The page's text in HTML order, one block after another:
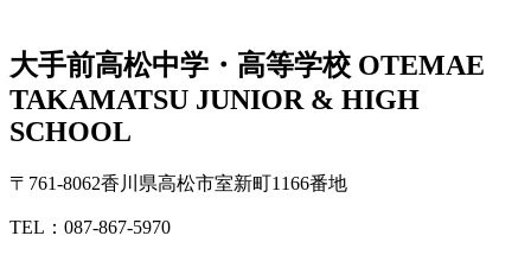
大手前高松中学・高等学校 OTEMAE
TAKAMATSU JUNIOR & HIGH
SCHOOL
〒761-8062香川県高松市室新町1166番地
TEL：087-867-5970